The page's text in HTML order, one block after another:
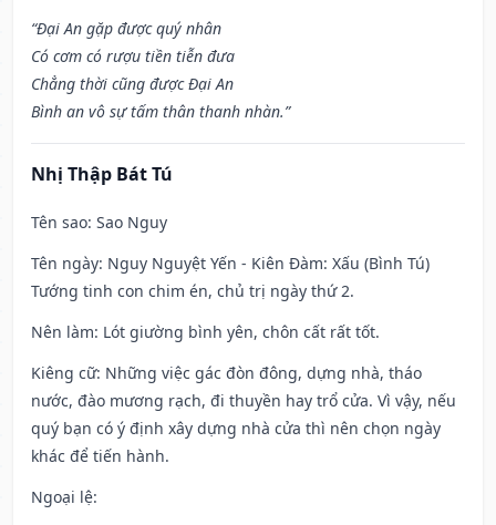
“Đại An gặp được quý nhân
Có cơm có rượu tiền tiễn đưa
Chẳng thời cũng được Đại An
Bình an vô sự tấm thân thanh nhàn.”
Nhị Thập Bát Tú
Tên sao: Sao Nguy
Tên ngày: Nguy Nguyệt Yến - Kiên Đàm: Xấu (Bình Tú)
Tướng tinh con chim én, chủ trị ngày thứ 2.
Nên làm: Lót giường bình yên, chôn cất rất tốt.
Kiêng cữ: Những việc gác đòn đông, dựng nhà, tháo
nước, đào mương rạch, đi thuyền hay trổ cửa. Vì vậy, nếu
quý bạn có ý định xây dựng nhà cửa thì nên chọn ngày
khác để tiến hành.
Ngoại lệ: